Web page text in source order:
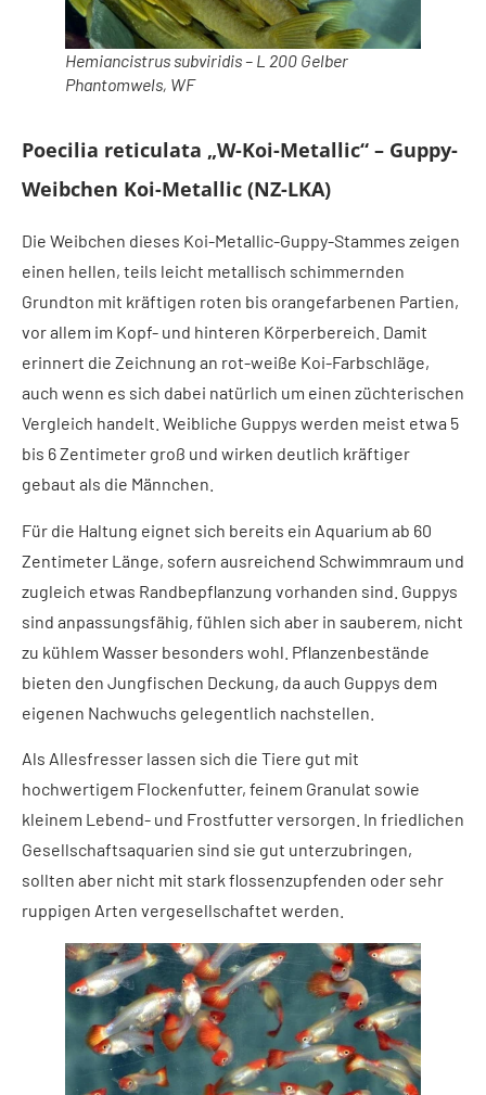
Hemiancistrus subviridis – L 200 Gelber
Phantomwels, WF
Poecilia reticulata „W-Koi-Metallic“ – Guppy-
Weibchen Koi-Metallic (NZ-LKA)
Die Weibchen dieses Koi-Metallic-Guppy-Stammes zeigen
einen hellen, teils leicht metallisch schimmernden
Grundton mit kräftigen roten bis orangefarbenen Partien,
vor allem im Kopf- und hinteren Körperbereich. Damit
erinnert die Zeichnung an rot-weiße Koi-Farbschläge,
auch wenn es sich dabei natürlich um einen züchterischen
Vergleich handelt. Weibliche Guppys werden meist etwa 5
bis 6 Zentimeter groß und wirken deutlich kräftiger
gebaut als die Männchen.
Für die Haltung eignet sich bereits ein Aquarium ab 60
Zentimeter Länge, sofern ausreichend Schwimmraum und
zugleich etwas Randbepflanzung vorhanden sind. Guppys
sind anpassungsfähig, fühlen sich aber in sauberem, nicht
zu kühlem Wasser besonders wohl. Pflanzenbestände
bieten den Jungfischen Deckung, da auch Guppys dem
eigenen Nachwuchs gelegentlich nachstellen.
Als Allesfresser lassen sich die Tiere gut mit
hochwertigem Flockenfutter, feinem Granulat sowie
kleinem Lebend- und Frostfutter versorgen. In friedlichen
Gesellschaftsaquarien sind sie gut unterzubringen,
sollten aber nicht mit stark flossenzupfenden oder sehr
ruppigen Arten vergesellschaftet werden.